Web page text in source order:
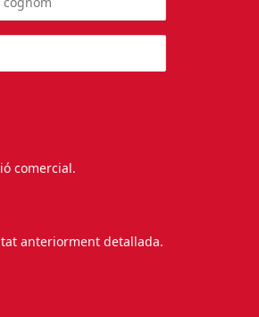
comercial.
anteriorment detallada.